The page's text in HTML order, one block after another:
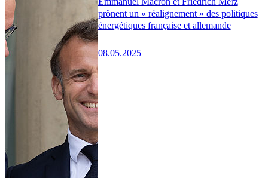
prônent un « réalignement » des politiques
énergétiques française et allemande
08.05.2025